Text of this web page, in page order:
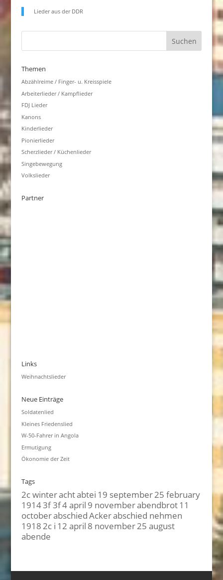
Lieder aus der DDR
Themen
Abzählreime / Finger- u. Kreisspiele
Arbeiterlieder / Kampflieder
FDJ Lieder
Kanons
Kinderlieder
Pionierlieder
Scherzlieder / Küchenlieder
Singebewegung
Volkslieder
Partner
Links
Weihnachtslieder
Neue Einträge
Soldatenlied
Kleines Friedenslied
W-50-Fahrer in Angola
Ermutigung
Ökonomie der Zeit
Tags
2c winterachtabtei 19 september25 february
19143f 3f4 april 9 novemberabendbrot11
octoberabschiedAckerabschied nehmen
19182c i 12 april 8 november25 august
abende